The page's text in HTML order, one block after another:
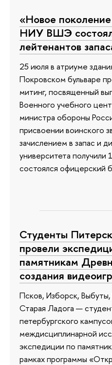
«Новое
НИУ ВШЭ
лейтенантов
25 июля в атриуме
Покровском бульваре
митинг, посвященный
Военного учебного
министра обороны
присвоении воинского
зачислением в запас и
университета получили
состоялся офицерский
Студенты
провели
памятникам
создания
Псков, Изборск,
Старая Ладога —
петербургского
междисциплинарной
экспедиции по
рамках программы